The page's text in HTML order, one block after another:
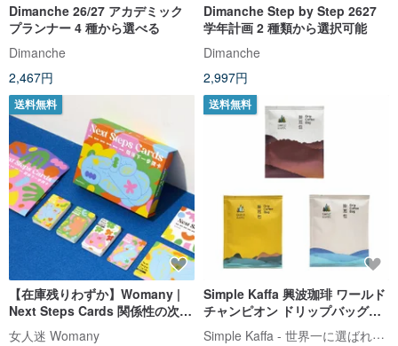
Dimanche 26/27 アカデミック
プランナー 4 種から選べる
Dimanche
2,467円
Dimanche Step by Step 2627
学年計画 2 種類から選択可能
Dimanche
2,997円
送料無料
【在庫残りわずか】Womany |
Next Steps Cards 関係性の次の
一歩を導くカード
女人迷 Womany
送料無料
Simple Kaffa 興波珈琲 ワールド
チャンピオン ドリップバッグコ
ーヒー 30 袋 | 箱なし
Simple Kaffa - 世界一に選ばれたカフェ